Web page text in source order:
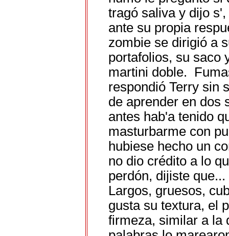
tragó saliva y dijo
ante su propia
zombie se dirigió a
portafolios, su saco
martini doble.
respondió Terry sin
de aprender en dos
antes hab'a tenido
masturbarme con
hubiese hecho un
no dio crédito a lo
perdón, dijiste
Largos, gruesos,
gusta su textura, el
firmeza, similar a la